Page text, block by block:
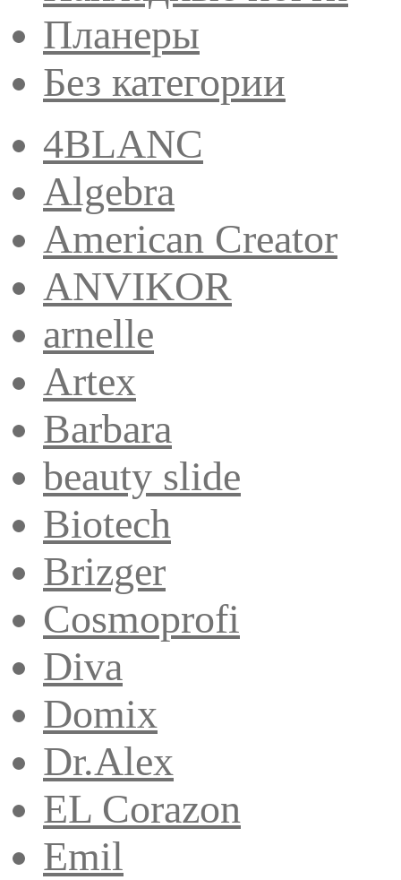
Планеры
Без категории
4BLANC
Algebra
American Creator
ANVIKOR
arnelle
Artex
Barbara
beauty slide
Biotech
Brizger
Cosmoprofi
Diva
Domix
Dr.Alex
EL Corazon
Emil